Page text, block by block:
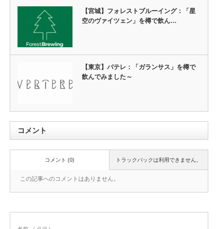
【宮城】フォレストブルーイング：「星
空のヴァイツェン」を樽で飲ん…
【東京】バテレ：「ガランサス」を樽で
飲んでみました～
コメント
トラックバックは利用できません。
コメント (0)
この記事へのコメントはありません。